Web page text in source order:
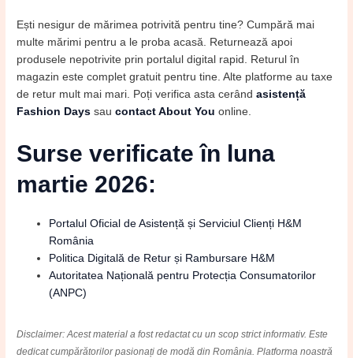
Ești nesigur de mărimea potrivită pentru tine? Cumpără mai
multe mărimi pentru a le proba acasă. Returnează apoi
produsele nepotrivite prin portalul digital rapid. Returul în
magazin este complet gratuit pentru tine. Alte platforme au taxe
de retur mult mai mari. Poți verifica asta cerândasistență
Fashion Days saucontact About You online.
Surse verificate în luna
martie 2026:
Portalul Oficial de Asistență și Serviciul Clienți H&M
România
Politica Digitală de Retur și Rambursare H&M
Autoritatea Națională pentru Protecția Consumatorilor
(ANPC)
Disclaimer: Acest material a fost redactat cu un scop strict informativ. Este
dedicat cumpărătorilor pasionați de modă din România. Platforma noastră